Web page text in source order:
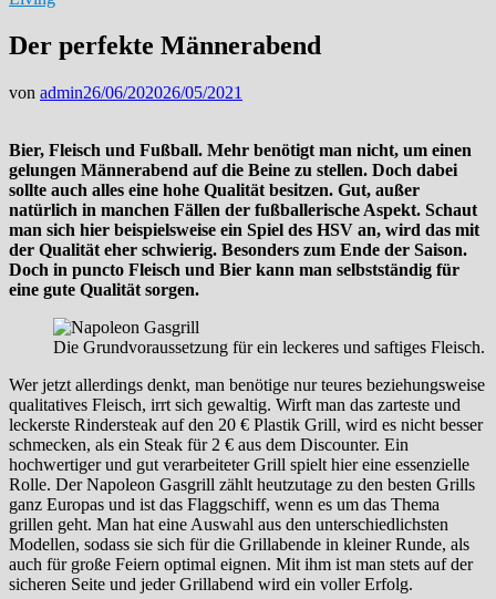
Der perfekte Männerabend
von admin26/06/202026/05/2021
Bier, Fleisch und Fußball. Mehr benötigt man nicht, um einen
gelungen Männerabend auf die Beine zu stellen. Doch dabei
sollte auch alles eine hohe Qualität besitzen. Gut, außer
natürlich in manchen Fällen der fußballerische Aspekt. Schaut
man sich hier beispielsweise ein Spiel des HSV an, wird das mit
der Qualität eher schwierig. Besonders zum Ende der Saison.
Doch in puncto Fleisch und Bier kann man selbstständig für
eine gute Qualität sorgen.
Die Grundvoraussetzung für ein leckeres und saftiges Fleisch.
Wer jetzt allerdings denkt, man benötige nur teures beziehungsweise
qualitatives Fleisch, irrt sich gewaltig. Wirft man das zarteste und
leckerste Rindersteak auf den 20 € Plastik Grill, wird es nicht besser
schmecken, als ein Steak für 2 € aus dem Discounter. Ein
hochwertiger und gut verarbeiteter Grill spielt hier eine essenzielle
Rolle. Der Napoleon Gasgrill zählt heutzutage zu den besten Grills
ganz Europas und ist das Flaggschiff, wenn es um das Thema
grillen geht. Man hat eine Auswahl aus den unterschiedlichsten
Modellen, sodass sie sich für die Grillabende in kleiner Runde, als
auch für große Feiern optimal eignen. Mit ihm ist man stets auf der
sicheren Seite und jeder Grillabend wird ein voller Erfolg.